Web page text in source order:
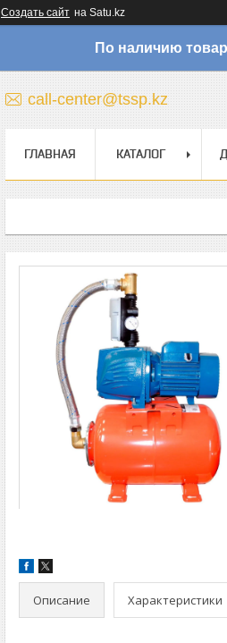
Создать сайт на Satu.kz
По наличию
call-center@tssp.kz
ГЛАВНАЯ КАТАЛОГ
Описание Характеристики